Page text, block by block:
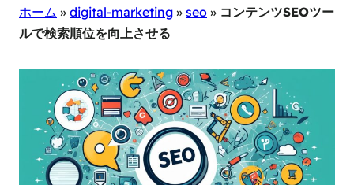
ホーム » digital-marketing » seo » コンテンツSEOツー
ルで検索順位を向上させる